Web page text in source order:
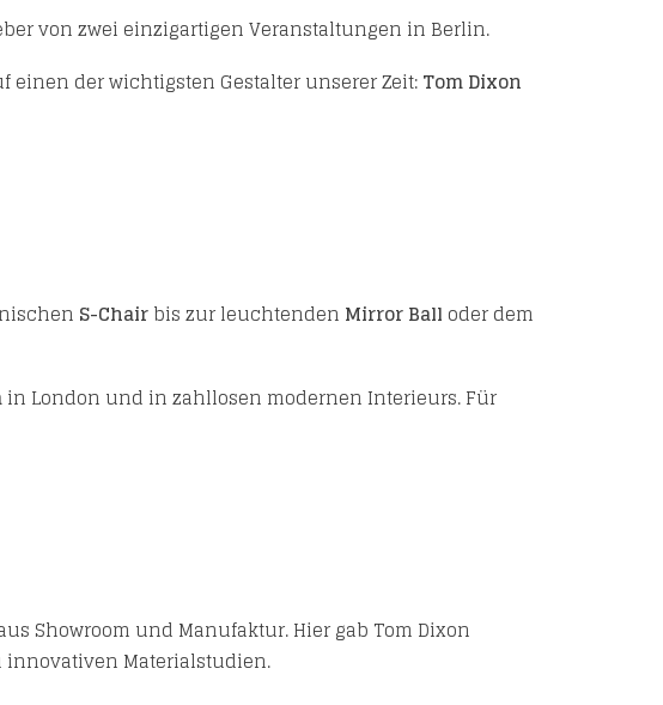
von zwei einzigartigen Veranstaltungen in Berlin.
einen der wichtigsten Gestalter unserer Zeit:Tom Dixon
S-Chairbis zur leuchtenden Mirror Ball oder dem
in London und in zahllosen modernen Interieurs. Für
Showroom und Manufaktur. Hier gab Tom Dixon
Materialstudien.